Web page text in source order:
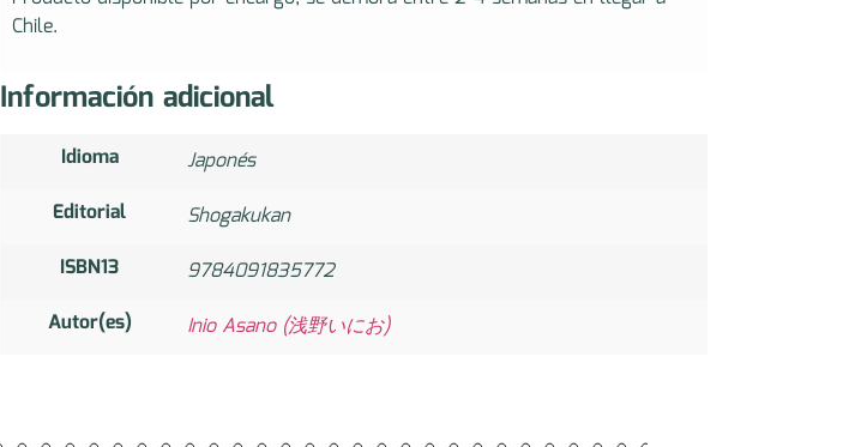
Chile.
Información adicional
Idioma
Japonés
Editorial
Shogakukan
ISBN13
9784091835772
Autor(es)
Inio Asano (浅野いにお)